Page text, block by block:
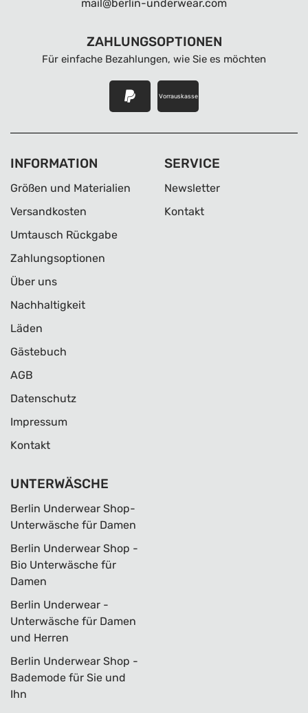
mail@berlin-underwear.com
ZAHLUNGSOPTIONEN
Für einfache Bezahlungen, wie Sie es möchten
Vorrauskasse
INFORMATION
Größen und Materialien
Versandkosten
Umtausch Rückgabe
Zahlungsoptionen
Über uns
Nachhaltigkeit
Läden
Gästebuch
AGB
Datenschutz
Impressum
Kontakt
SERVICE
Newsletter
Kontakt
UNTERWÄSCHE
Berlin Underwear Shop-
Unterwäsche für Damen
Berlin Underwear Shop -
Bio Unterwäsche für
Damen
Berlin Underwear -
Unterwäsche für Damen
und Herren
Berlin Underwear Shop -
Bademode für Sie und
Ihn